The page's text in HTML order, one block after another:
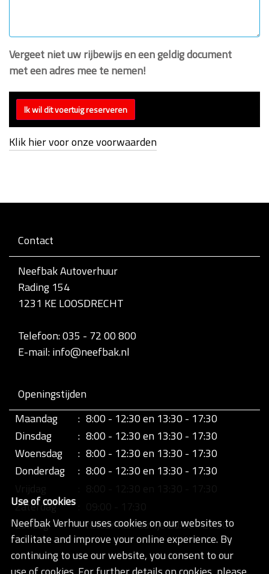
Vergeet niet uw rijbewijs en een geldig document
met een adres mee te nemen!
Klik hier voor onze voorwaarden
Contact
Neefbak Autoverhuur
Rading 154
1231 KE LOOSDRECHT
Telefoon: 035 - 72 00 800
E-mail: info@neefbak.nl
Openingstijden
Maandag
: 8:00 - 12:30 en 13:30 - 17:30
Dinsdag
: 8:00 - 12:30 en 13:30 - 17:30
Woensdag
: 8:00 - 12:30 en 13:30 - 17:30
Donderdag
: 8:00 - 12:30 en 13:30 - 17:30
Zaterdag
Zondag
: retour half uurtje 20:00 - 20:30
Use of cookies
Neefbak Verhuur uses cookies on our websites to
facilitate and improve your online experience. By
continuing to use our website, you consent to our